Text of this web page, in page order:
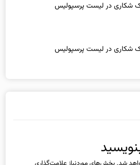
شکاری در لیست پرسپولیس
شکاری در لیست پرسپولیس